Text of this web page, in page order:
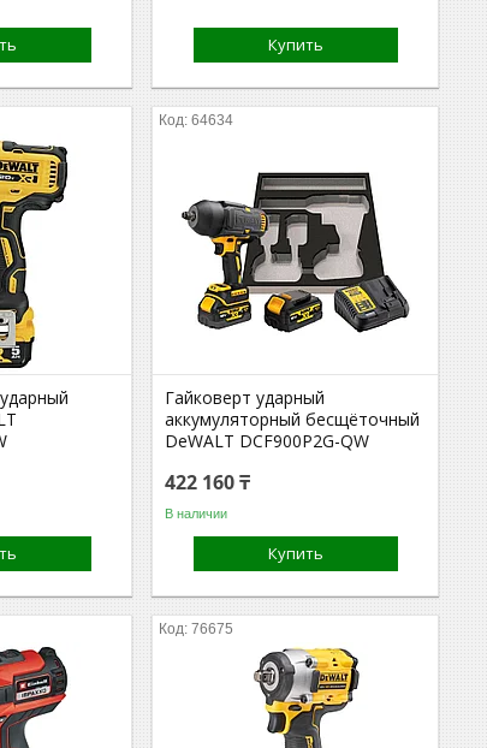
Купить
64634
Гайковерт ударный
аккумуляторный бесщёточный
DeWALT DCF900P2G-QW
422 160 ₸
В наличии
Купить
76675